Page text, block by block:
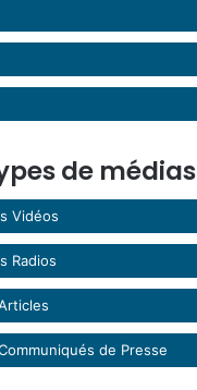
de médias
Vidéos
Radios
de Presse